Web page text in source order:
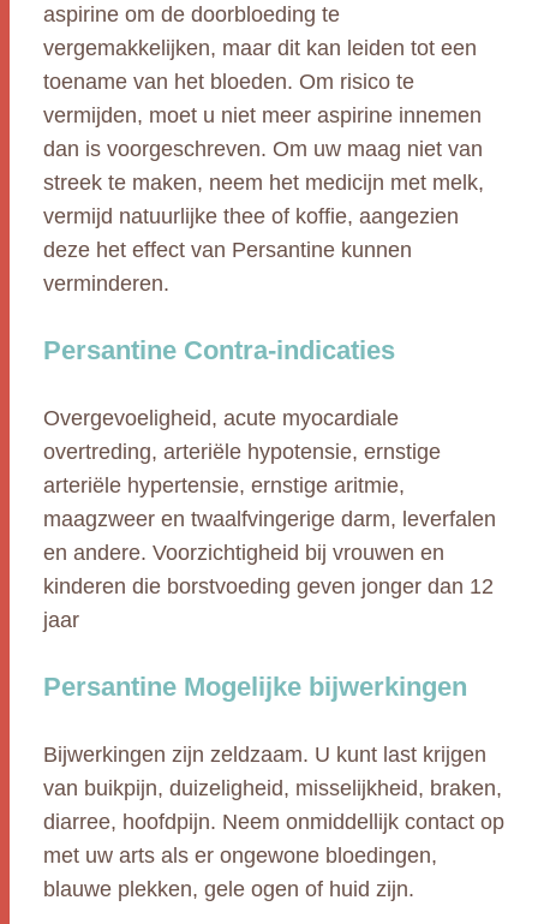
aspirine om de doorbloeding te
vergemakkelijken, maar dit kan leiden tot een
toename van het bloeden. Om risico te
vermijden, moet u niet meer aspirine innemen
dan is voorgeschreven. Om uw maag niet van
streek te maken, neem het medicijn met melk,
vermijd natuurlijke thee of koffie, aangezien
deze het effect van Persantine kunnen
verminderen.
Persantine Contra-indicaties
Overgevoeligheid, acute myocardiale
overtreding, arteriële hypotensie, ernstige
arteriële hypertensie, ernstige aritmie,
maagzweer en twaalfvingerige darm, leverfalen
en andere. Voorzichtigheid bij vrouwen en
kinderen die borstvoeding geven jonger dan 12
jaar
Persantine Mogelijke bijwerkingen
Bijwerkingen zijn zeldzaam. U kunt last krijgen
van buikpijn, duizeligheid, misselijkheid, braken,
diarree, hoofdpijn. Neem onmiddellijk contact op
met uw arts als er ongewone bloedingen,
blauwe plekken, gele ogen of huid zijn.